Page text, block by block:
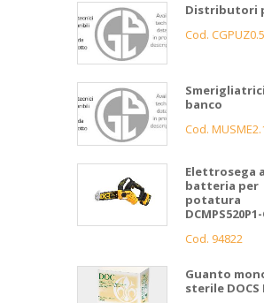
Distributori
Cod.
banco
Cod.
Elettrosega a
batteria per
potatura
Cod. 94822
Guanto
sterile DOCS